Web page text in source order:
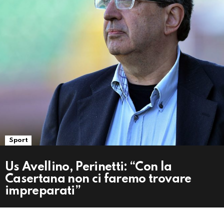
Sport
Us Avellino, Perinetti: “Con la
Casertana non ci faremo trovare
impreparati”